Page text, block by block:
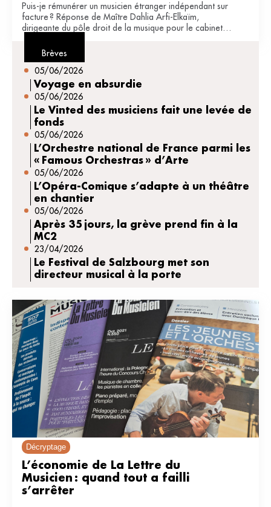
Puis-je rémunérer un musicien étranger indépendant sur
facture ? Réponse de Maître Dahlia Arfi-Elkaïm,
dirigeante du pôle droit de la musique pour le cabinet
Brèves
05/06/2026
Voyage en absurdie
05/06/2026
Le Vinted des musiciens fait une levée de
fonds
05/06/2026
L’Orchestre national de France parmi les
« Famous Orchestras » d’Arte
05/06/2026
L’Opéra-Comique s’adapte à un théâtre
en chantier
05/06/2026
Après 35 jours, la grève prend fin à la
MC2
23/04/2026
Le Festival de Salzbourg met son
directeur musical à la porte
Décryptage
L’économie de La Lettre du
Musicien : quand tout a failli
s’arrêter